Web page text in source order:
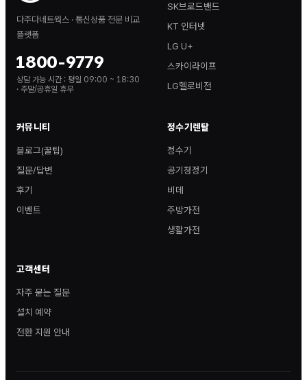
다주다네트웍스 · 통신상품 전문 비교
플랫폼
1800-9779
상담 가능 시간 : 평일 09:00 ~ 18:30
· 주말/공휴일 휴무
SK브로드밴드
KT 인터넷
LG U+
스카이라이프
LG헬로비전
커뮤니티
블로그(꿀팁)
질문/답변
후기
이벤트
정수기렌탈
정수기
공기청정기
비데
주방가전
생활가전
고객센터
자주 묻는 질문
설치 예약
전환 지원 안내